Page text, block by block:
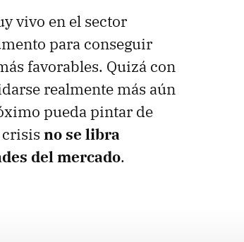
vivo en el sector
para conseguir
favorables. Quizá con
realmente más aún
pueda pintar de
crisis no se libra
del mercado.